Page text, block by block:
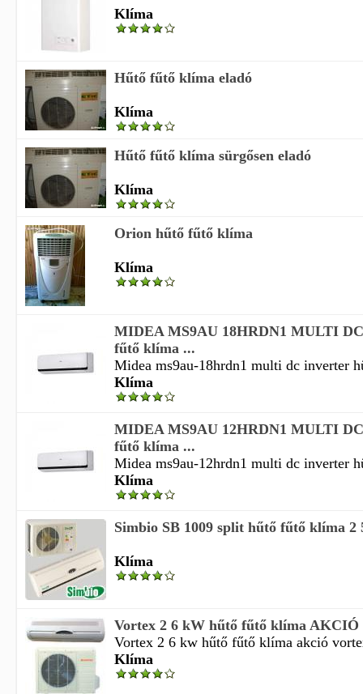
Klíma
Hűtő fűtő klíma eladó
Klíma
Hűtő fűtő klíma sürgősen eladó
Klíma
Orion hűtő fűtő klíma
Klíma
MIDEA MS9AU 18HRDN1 MULTI
fűtő klíma ...
Midea ms9au-18hrdn1 multi dc inverter
Klíma
MIDEA MS9AU 12HRDN1 MULTI
fűtő klíma ...
Midea ms9au-12hrdn1 multi dc inverter
Klíma
Simbio SB 1009 split hűtő fűtő klíma 2
Klíma
Vortex 2 6 kW hűtő fűtő klíma AKCIÓ
Vortex 2 6 kw hűtő fűtő klíma akció
Klíma